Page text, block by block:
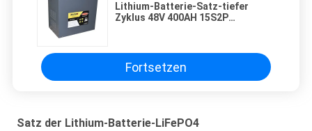
Lithium-Batterie-Satz-tiefer
Zyklus 48V 400AH 15S2P
Fortsetzen
Satz der Lithium-Batterie-LiFePO4